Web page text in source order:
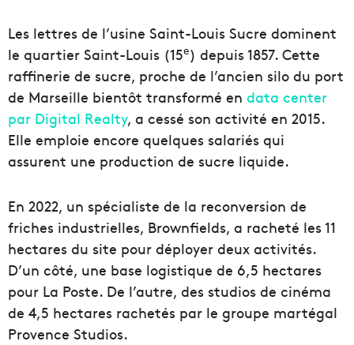
Les lettres de l’usine Saint-Louis Sucre dominent
le quartier Saint-Louis (15e) depuis 1857. Cette
raffinerie de sucre, proche de l’ancien silo du port
de Marseille bientôt transformé en data center
par Digital Realty, a cessé son activité en 2015.
Elle emploie encore quelques salariés qui
assurent une production de sucre liquide.
En 2022, un spécialiste de la reconversion de
friches industrielles, Brownfields, a racheté les 11
hectares du site pour déployer deux activités.
D’un côté, une base logistique de 6,5 hectares
pour La Poste. De l’autre, des studios de cinéma
de 4,5 hectares rachetés par le groupe martégal
Provence Studios.